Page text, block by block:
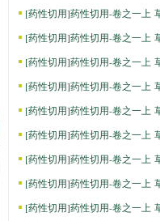
[药性切用]药性切用-卷之一上
[药性切用]药性切用-卷之一上
[药性切用]药性切用-卷之一上
[药性切用]药性切用-卷之一上
[药性切用]药性切用-卷之一上
[药性切用]药性切用-卷之一上
[药性切用]药性切用-卷之一上
[药性切用]药性切用-卷之一上
[药性切用]药性切用-卷之一上